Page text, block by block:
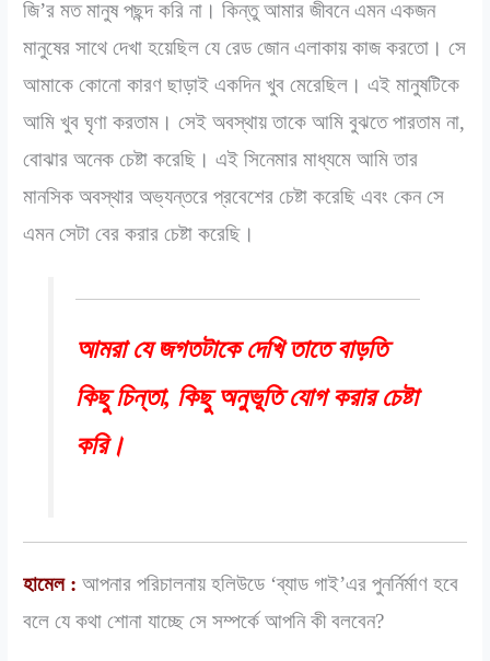
জি’র মত মানুষ পছন্দ করি না। কিন্তু আমার জীবনে এমন একজন
মানুষের সাথে দেখা হয়েছিল যে রেড জোন এলাকায় কাজ করতো। সে
আমাকে কোনো কারণ ছাড়াই একদিন খুব মেরেছিল। এই মানুষটিকে
আমি খুব ঘৃণা করতাম। সেই অবস্থায় তাকে আমি বুঝতে পারতাম না,
বোঝার অনেক চেষ্টা করেছি। এই সিনেমার মাধ্যমে আমি তার
মানসিক অবস্থার অভ্যন্তরে প্রবেশের চেষ্টা করেছি এবং কেন সে
এমন সেটা বের করার চেষ্টা করেছি।
আমরা যে জগতটাকে দেখি তাতে বাড়তি
কিছু চিন্তা, কিছু অনুভূতি যোগ করার চেষ্টা
করি।
হামেল : আপনার পরিচালনায় হলিউডে ‘ব্যাড গাই’এর পুনর্নির্মাণ হবে
বলে যে কথা শোনা যাচ্ছে সে সম্পর্কে আপনি কী বলবেন?